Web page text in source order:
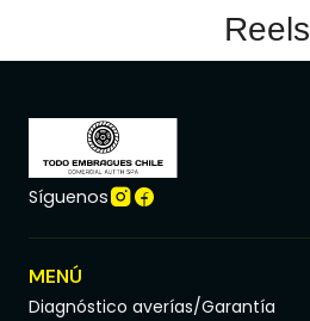
Reels
Síguenos
MENÚ
Diagnóstico averías/Garantía